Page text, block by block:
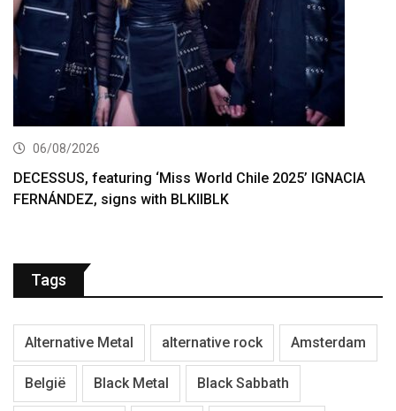
06/08/2026
DECESSUS, featuring ‘Miss World Chile 2025’ IGNACIA
FERNÁNDEZ, signs with BLKIIBLK
Tags
Alternative Metal alternative rock Amsterdam
België Black Metal Black Sabbath